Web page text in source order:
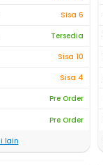
Sisa 6
Tersedia
Sisa 10
Sisa 4
Pre Order
Pre Order
lain